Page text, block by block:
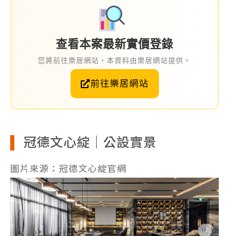
查看本案最新實價登錄
您將前往樂居網站，本資料由樂居網站提供。
前往樂居網站
冠德文心綻｜公設實景
圖片來源：冠德文心綻官網